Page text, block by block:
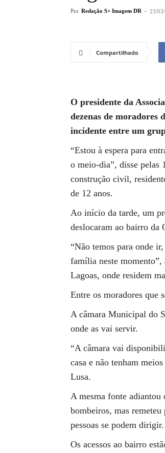
Por Redação S+ Imagem DR - 23/
Compartilhado
O presidente da
dezenas de moradores
incidente entre um
“Estou à espera para
o meio-dia”, disse pelas
construção civil,
de 12 anos.
Ao início da tarde, um
deslocaram ao bairro da
“Não temos para onde
família neste momento”,
Lagoas, onde residem
Entre os moradores que
A câmara Municipal do
onde as vai servir.
“A câmara vai
casa e não tenham
Lusa.
A mesma fonte adiantou
bombeiros, mas
pessoas se podem dirigir.
Os acessos ao bairro